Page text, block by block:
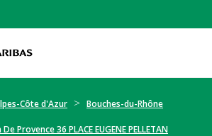
Côte d'Azur
Bouches-du-Rhône
Provence 36 PLACE EUGENE PELLETAN